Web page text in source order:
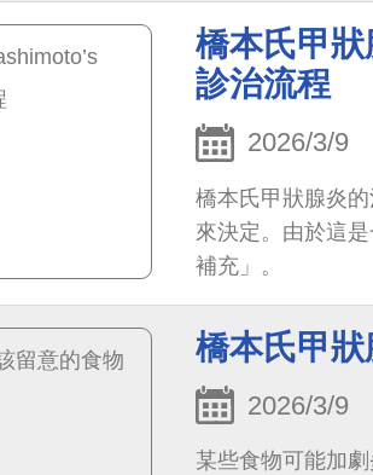
橋本氏甲
診治流程
2026/3/9
橋本氏甲狀腺炎
來決定。由於這
補充」。
橋本氏甲
2026/3/9
某些食物可能加